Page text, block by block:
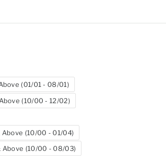
(01/01 - 08/01)
(10/00 - 12/02)
(10/00 - 01/04)
Above (10/00 - 08/03)